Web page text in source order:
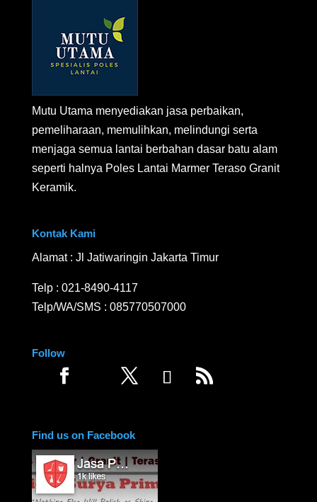
Mutu Utama menyediakan jasa perbaikan,
pemeliharaan, memulihkan, melindungi serta
menjaga semua lantai berbahan dasar batu alam
seperti halnya Poles Lantai Marmer Teraso Granit
Keramik.
Kontak Kami
Alamat : Jl Jatiwaringin Jakarta Timur
Telp : 021-8490-4117
Telp/WA/SMS : 085770507000
Follow
Find us on Facebook